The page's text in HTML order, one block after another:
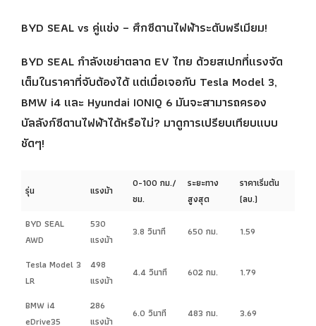
BYD SEAL vs คู่แข่ง – ศึกซีดานไฟฟ้าระดับพรีเมียม!
BYD SEAL กำลังเขย่าตลาด EV ไทย ด้วยสเปกที่แรงจัด
เต็มในราคาที่จับต้องได้ แต่เมื่อเจอกับ Tesla Model 3,
BMW i4 และ Hyundai IONIQ 6 มันจะสามารถครอง
บัลลังก์ซีดานไฟฟ้าได้หรือไม่? มาดูการเปรียบเทียบแบบ
ชัดๆ!
รุ่น แรงม้า
0-100 กม./
ชม.
ระยะทาง
สูงสุด
ราคาเริ่มต้น
(ลบ.)
BYD SEAL
AWD
530
แรงม้า
3.8 วินาที 650 กม. 1.59
Tesla Model 3
LR
498
แรงม้า
4.4 วินาที 602 กม. 1.79
BMW i4
eDrive35
286
แรงม้า
6.0 วินาที 483 กม. 3.69